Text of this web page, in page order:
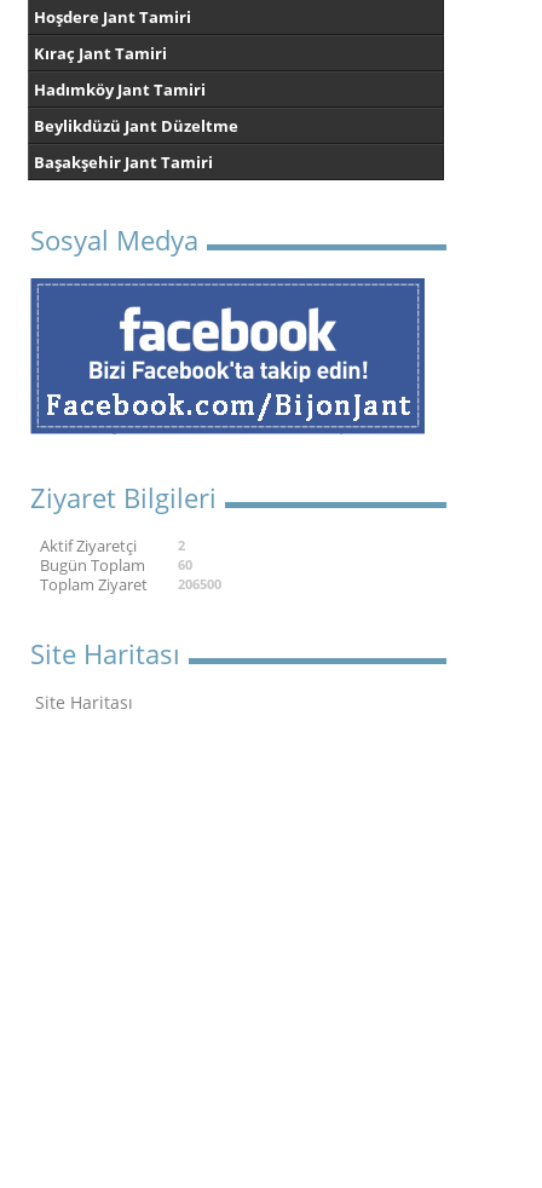
Hoşdere Jant Tamiri
Kıraç Jant Tamiri
Hadımköy Jant Tamiri
Beylikdüzü Jant Düzeltme
Başakşehir Jant Tamiri
Sosyal Medya
Ziyaret Bilgileri
Aktif Ziyaretçi 2
Bugün Toplam 60
Toplam Ziyaret 206500
Site Haritası
Site Haritası